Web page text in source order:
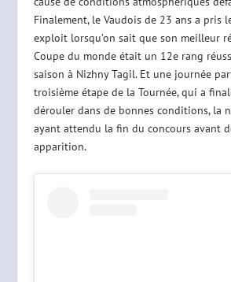
Finalement, le Vaudois de 23 ans a pris
exploit lorsqu’on sait que son meilleur
Coupe du monde était un 12e rang
saison à Nizhny Tagil. Et une journée
troisième étape de la Tournée, qui a
dérouler dans de bonnes conditions, la
ayant attendu la fin du concours avant
apparition.